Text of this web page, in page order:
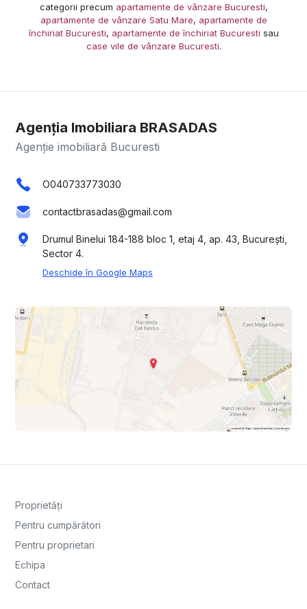
categorii precum apartamente de vânzare Bucuresti,
apartamente de vânzare Satu Mare, apartamente de
închiriat Bucuresti, apartamente de închiriat Bucuresti sau
case vile de vânzare Bucuresti.
Agenția Imobiliara BRASADAS
Agenție imobiliară Bucuresti
O040733773030
contactbrasadas@gmail.com
Drumul Binelui 184-188 bloc 1, etaj 4, ap. 43, București,
Sector 4.
Deschide în Google Maps
Proprietăți
Pentru cumpărători
Pentru proprietari
Echipa
Contact